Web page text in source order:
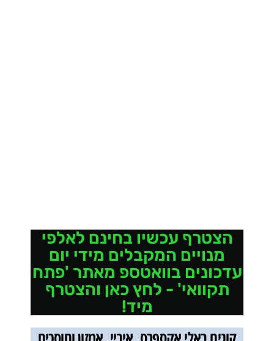
הצטרף עכשיו בחינם לאלפי
מנויים המקבלים מידי יום
עדכונים בוואטספ מאתר 'פתח
תקוואי' - לחץ כאן והצטרף
מיד!